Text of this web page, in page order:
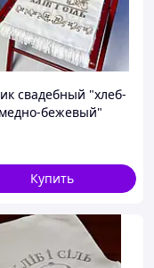
Новинки!
свадебный "хлеб-
бежевый"
Купить